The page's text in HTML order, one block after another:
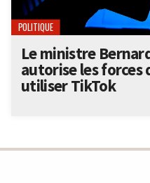
POLITIQUE
Le ministre
autorise les forces
utiliser TikTok